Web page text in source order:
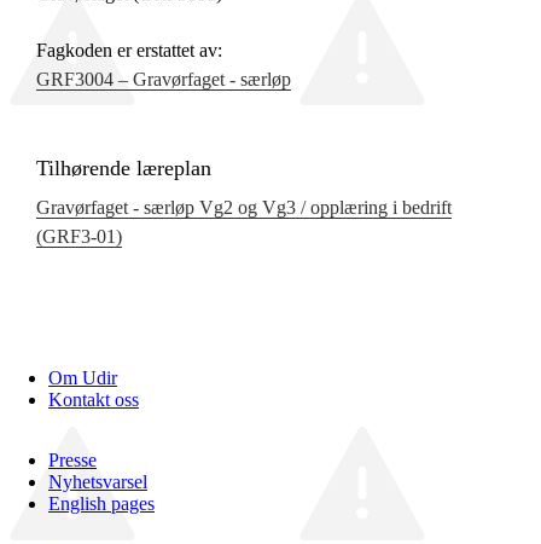
Fagkoden er erstattet av:
GRF3004 – Gravørfaget - særløp
Tilhørende læreplan
Gravørfaget - særløp Vg2 og Vg3 / opplæring i bedrift
(GRF3‑01)
Om Udir
Kontakt oss
Presse
Nyhetsvarsel
English pages